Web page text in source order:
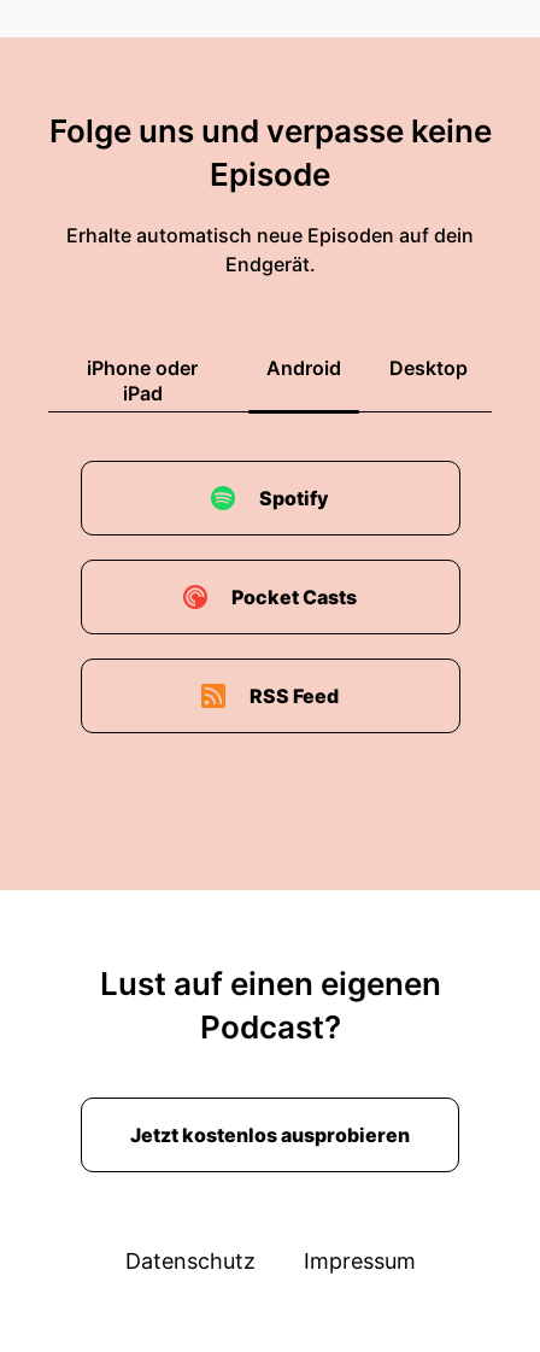
Folge uns und verpasse keine
Episode
Erhalte automatisch neue Episoden auf dein
Endgerät.
iPhone oder
iPad
Android Desktop
Spotify
Pocket Casts
RSS Feed
Lust auf einen eigenen
Podcast?
Jetzt kostenlos ausprobieren
Datenschutz Impressum